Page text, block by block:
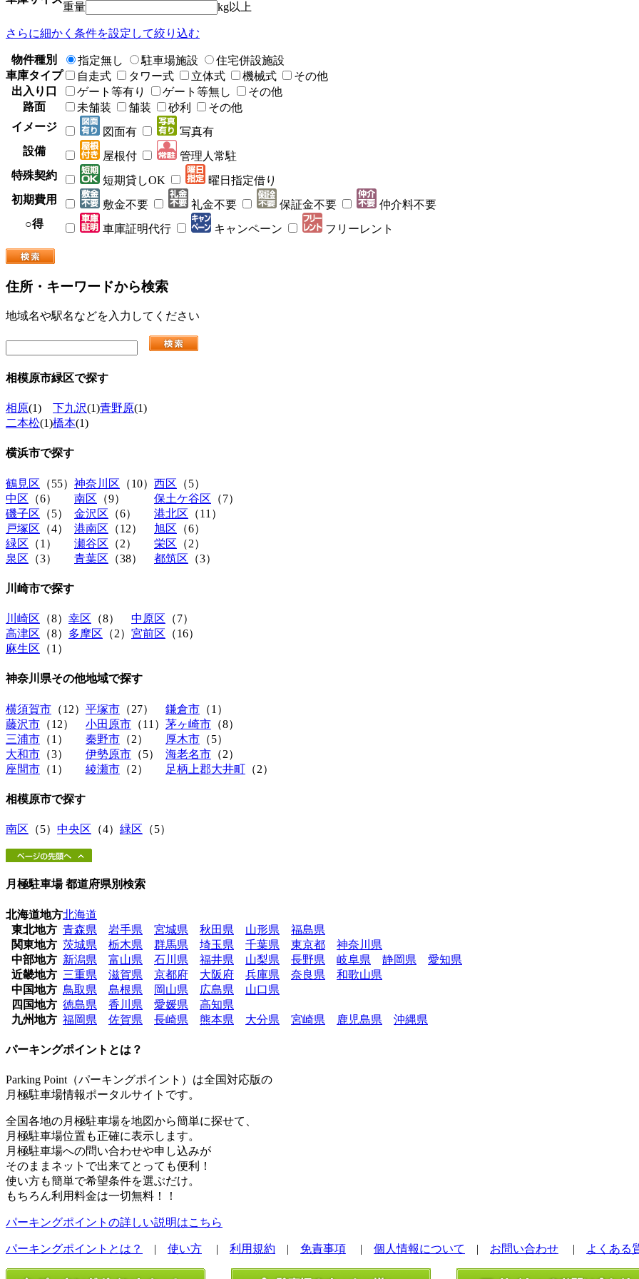
重量
kg以上
さらに細かく条件を設定して絞り込む
物件種別 指定無し 駐車場施設
住宅併設施設
車庫タイプ
自走式 タワー式 立体式 機械式
その他
出入り口
ゲート等有り ゲート等無し
その他
路面
未舗装 舗装 砂利
その他
イメージ
図面有
写真有
設備
屋根付
管理人常駐
特殊契約
短期貸しOK
曜日指定借り
初期費用
敷金不要 礼金不要 保証金不要
仲介料不要
○得
車庫証明代行 キャンペーン フリーレント
住所・キーワードから検索
地域名や駅名などを入力してください
相模原市緑区で探す
相原(1) 下九沢(1)青野原(1)
二本松(1)橋本(1)
横浜市で探す
鶴見区 （55） 神奈川区 （10） 西区 （5）
中区 （6） 南区 （9） 保土ケ谷区 （7）
磯子区 （5） 金沢区 （6） 港北区 （11）
戸塚区 （4） 港南区 （12） 旭区 （6）
緑区 （1） 瀬谷区 （2） 栄区 （2）
泉区 （3） 青葉区 （38） 都筑区 （3）
川崎市で探す
川崎区 （8） 幸区 （8） 中原区 （7）
高津区 （8） 多摩区 （2） 宮前区 （16）
麻生区 （1）
神奈川県その他地域で探す
横須賀市 （12） 平塚市 （27） 鎌倉市 （1）
藤沢市 （12） 小田原市 （11） 茅ヶ崎市 （8）
三浦市 （1） 秦野市 （2） 厚木市 （5）
大和市 （3） 伊勢原市 （5） 海老名市 （2）
座間市 （1） 綾瀬市 （2） 足柄上郡大井町 （2）
相模原市で探す
南区 （5） 中央区 （4） 緑区 （5）
月極駐車場 都道府県別検索
北海道地方北海道
東北地方 青森県 岩手県 宮城県 秋田県 山形県
福島県
関東地方 茨城県 栃木県 群馬県 埼玉県 千葉県 東京都
神奈川県
中部地方 新潟県 富山県 石川県 福井県 山梨県 長野県 岐阜県 静岡県
愛知県
近畿地方 三重県 滋賀県 京都府 大阪府 兵庫県 奈良県
和歌山県
中国地方 鳥取県 島根県 岡山県 広島県
山口県
四国地方 徳島県 香川県 愛媛県
高知県
九州地方 福岡県 佐賀県 長崎県 熊本県 大分県 宮崎県 鹿児島県 沖縄県
パーキングポイントとは？
Parking Point（パーキングポイント）は全国対応版の
月極駐車場情報ポータルサイトです。
全国各地の月極駐車場を地図から簡単に探せて、
月極駐車場位置も正確に表示します。
月極駐車場への問い合わせや申し込みが
そのままネットで出来てとっても便利！
使い方も簡単で希望条件を選ぶだけ。
もちろん利用料金は一切無料！！
パーキングポイントの詳しい説明はこちら
パーキングポイントとは？ | 使い方 | 利用規約 | 免責事項 | 個人情報について | お問い合わせ | よくある